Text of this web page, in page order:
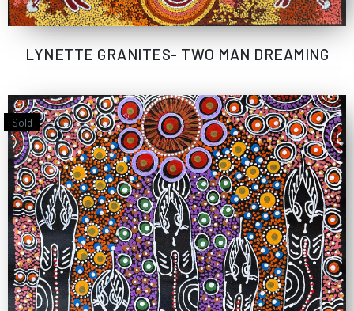
LYNETTE GRANITES- TWO MAN DREAMING
Sold